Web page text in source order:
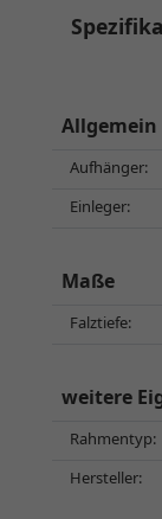
Allgemein
Aufhänger:
Einleger:
Maße
Falztiefe:
weitere
Rahmentyp:
Hersteller: